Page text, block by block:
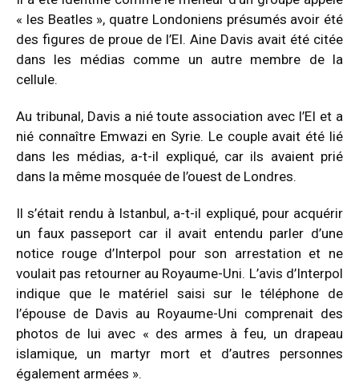
« les Beatles », quatre Londoniens présumés avoir été
des figures de proue de l’EI. Aine Davis avait été citée
dans les médias comme un autre membre de la
cellule.
Au tribunal, Davis a nié toute association avec l’EI et a
nié connaître Emwazi en Syrie. Le couple avait été lié
dans les médias, a-t-il expliqué, car ils avaient prié
dans la même mosquée de l’ouest de Londres.
Il s’était rendu à Istanbul, a-t-il expliqué, pour acquérir
un faux passeport car il avait entendu parler d’une
notice rouge d’Interpol pour son arrestation et ne
voulait pas retourner au Royaume-Uni. L’avis d’Interpol
indique que le matériel saisi sur le téléphone de
l’épouse de Davis au Royaume-Uni comprenait des
photos de lui avec « des armes à feu, un drapeau
islamique, un martyr mort et d’autres personnes
également armées ».